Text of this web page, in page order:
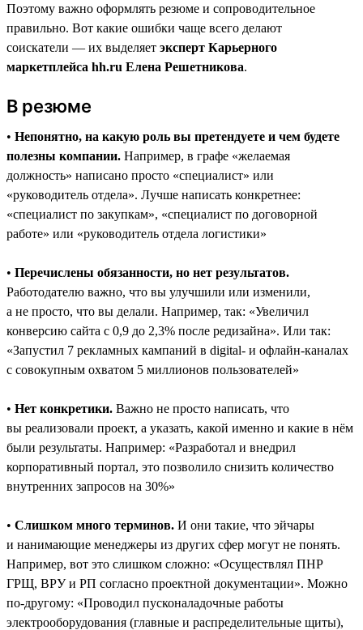
Поэтому важно оформлять резюме и сопроводительное
правильно. Вот какие ошибки чаще всего делают
соискатели — их выделяет эксперт Карьерного
маркетплейса hh.ru Елена Решетникова.
В резюме
• Непонятно, на какую роль вы претендуете и чем будете
полезны компании. Например, в графе «желаемая
должность» написано просто «специалист» или
«руководитель отдела». Лучше написать конкретнее:
«специалист по закупкам», «специалист по договорной
работе» или «руководитель отдела логистики»
• Перечислены обязанности, но нет результатов.
Работодателю важно, что вы улучшили или изменили,
а не просто, что вы делали. Например, так: «Увеличил
конверсию сайта с 0,9 до 2,3% после редизайна». Или так:
«Запустил 7 рекламных кампаний в digital- и офлайн-каналах
с совокупным охватом 5 миллионов пользователей»
• Нет конкретики. Важно не просто написать, что
вы реализовали проект, а указать, какой именно и какие в нём
были результаты. Например: «Разработал и внедрил
корпоративный портал, это позволило снизить количество
внутренних запросов на 30%»
• Слишком много терминов. И они такие, что эйчары
и нанимающие менеджеры из других сфер могут не понять.
Например, вот это слишком сложно: «Осуществлял ПНР
ГРЩ, ВРУ и РП согласно проектной документации». Можно
по-другому: «Проводил пусконаладочные работы
электрооборудования (главные и распределительные щиты),